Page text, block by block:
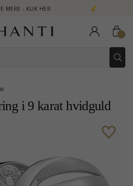
HER NEW COLLECTION |
i 9 karat hvidguld